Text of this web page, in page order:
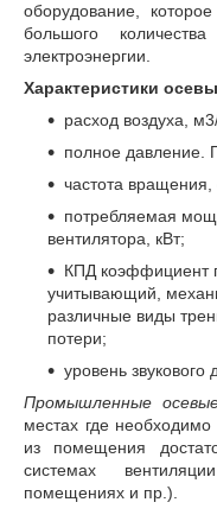
оборудование,
большого
электроэнергии.
Характеристики
расход воздуха,
полное давление.
частота
потребляемая
вентилятора, кВт;
КПД коэффициент
учитывающий,
различные виды
потери;
уровень звукового
Промышленные
местах где
из помещения
системах
помещениях и пр.).